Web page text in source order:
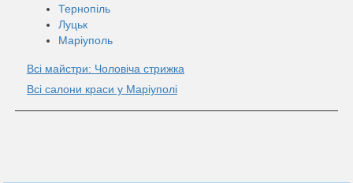
Тернопіль
Луцьк
Маріуполь
Всі майстри: Чоловіча стрижка
Всі салони краси у Маріуполi